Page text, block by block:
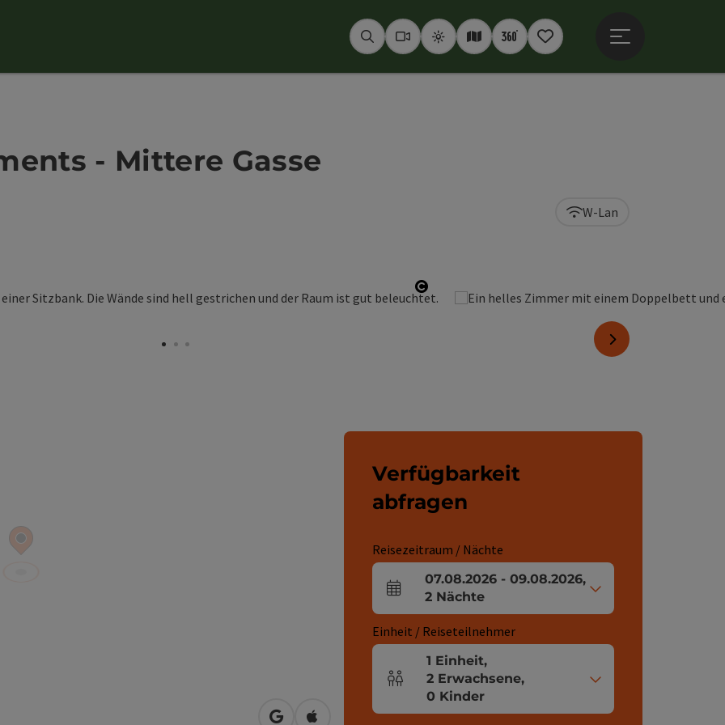
SuchenWebcams
WetterInteraktive Karte
360° Panoramen
Merkzettel
- Mittere Gasse
Copyright öffnen
nächstes Element
W-Lan
Verfügbarkeit
abfragen
Reisezeitraum / Nächte
An- und Abreisefelder
07.08.2026- 09.08.2026,
2 Nächte
Einheit / Reiseteilnehmer
Einheitenanzahl und Personenfelder
1 Einheit,
2 Erwachsene,
0 Kinder